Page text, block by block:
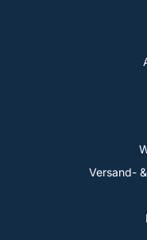
Versand-